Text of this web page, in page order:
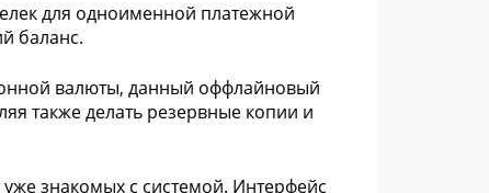
для одноименной платежной
баланс.
валюты, данный оффлайновый
также делать резервные копии и
знакомых с системой. Интерфейс